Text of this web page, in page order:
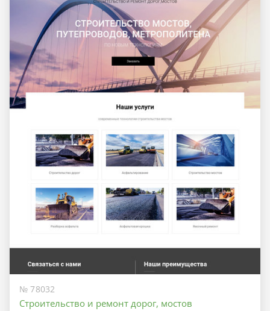
№ 78032
Строительство и ремонт дорог, мостов